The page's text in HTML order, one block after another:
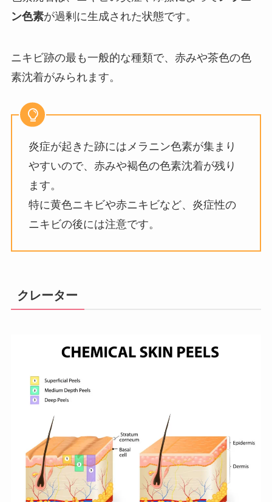
ン色素が過剰に生成された状態です。
ニキビ跡の最も一般的な種類で、赤みや茶色の色
素沈着がみられます。
炎症が起きた跡にはメラニン色素が集まり
やすいので、赤みや褐色の色素沈着が残り
ます。
特に黄色ニキビや赤ニキビなど、炎症性の
ニキビの後には注意です。
クレーター